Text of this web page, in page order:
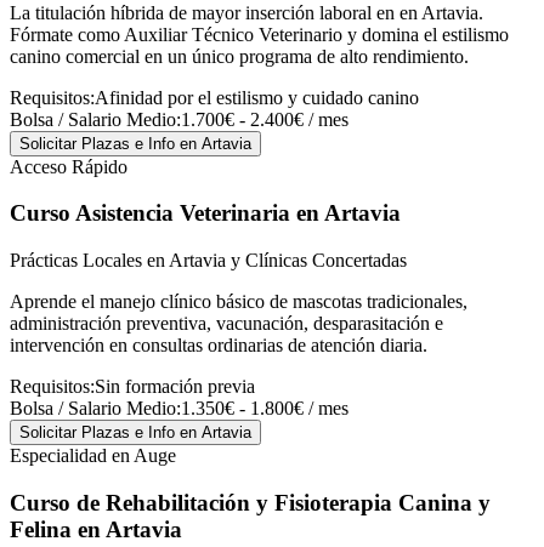
La titulación híbrida de mayor inserción laboral en en Artavia.
Fórmate como Auxiliar Técnico Veterinario y domina el estilismo
canino comercial en un único programa de alto rendimiento.
Requisitos:Afinidad por el estilismo y cuidado canino
Bolsa / Salario Medio:1.700€ - 2.400€ / mes
Solicitar Plazas e Info en Artavia
Acceso Rápido
Curso Asistencia Veterinaria en Artavia
Prácticas Locales en Artavia y Clínicas Concertadas
Aprende el manejo clínico básico de mascotas tradicionales,
administración preventiva, vacunación, desparasitación e
intervención en consultas ordinarias de atención diaria.
Requisitos:Sin formación previa
Bolsa / Salario Medio:1.350€ - 1.800€ / mes
Solicitar Plazas e Info en Artavia
Especialidad en Auge
Curso de Rehabilitación y Fisioterapia Canina y
Felina en Artavia